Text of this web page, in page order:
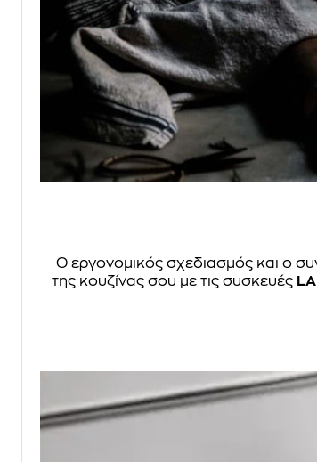
Ο εργονομικός σχεδιασμός και ο
της κουζίνας σου με τις συσκευές